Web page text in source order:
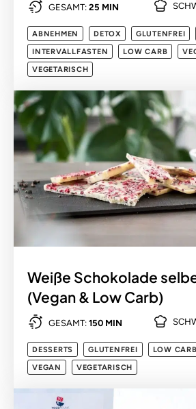
GESAMT: 25 MIN
ABNEHMEN DETOX GLUTENFREI
INTERVALLFASTEN
LOW CARB
VEGETARISCH
Weiße Schokolade
(Vegan & Low Carb)
GESAMT: 150 MIN
DESSERTS GLUTENFREI LOW CARB
VEGAN
VEGETARISCH